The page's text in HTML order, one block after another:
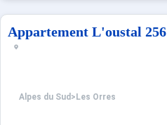
Appartement L'oustal 256
Alpes du Sud > Les Orres